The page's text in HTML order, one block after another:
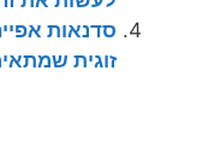
סדנאות
זוגית